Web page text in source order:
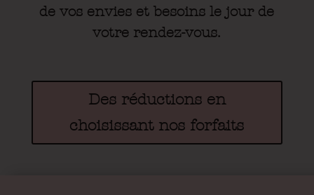
de vos envies et besoins le jour de
votre rendez-vous.
Des réductions en
choisissant nos forfaits